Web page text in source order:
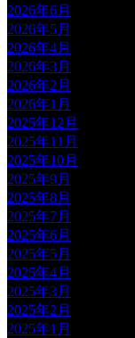
2026年6月
2026年5月
2026年4月
2026年3月
2026年2月
2026年1月
2025年12月
2025年11月
2025年10月
2025年9月
2025年8月
2025年7月
2025年6月
2025年5月
2025年4月
2025年3月
2025年2月
2025年1月